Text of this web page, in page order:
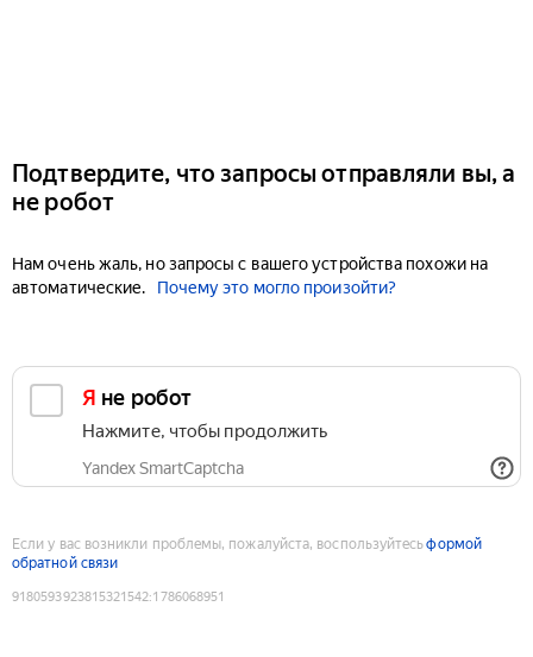
Подтвердите, что запросы отправляли вы, а
не робот
Нам очень жаль, но запросы с вашего устройства похожи на
автоматические.
Почему это могло произойти?
Я не робот
Нажмите, чтобы продолжить
Yandex SmartCaptcha
Если у вас возникли проблемы, пожалуйста, воспользуйтесьформой
обратной связи
9180593923815321542:1786068951